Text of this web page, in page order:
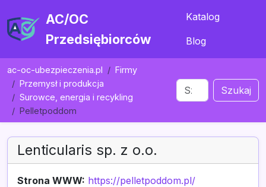
AC/OC
Przedsiębiorców
Katalog
Blog
ac-oc-ubezpieczenia.pl
Firmy
Przemysł i produkcja
Surowce, energia i recykling
Pelletpoddom
Szukaj
Lenticularis sp. z o.o.
Strona WWW: https://pelletpoddom.pl/